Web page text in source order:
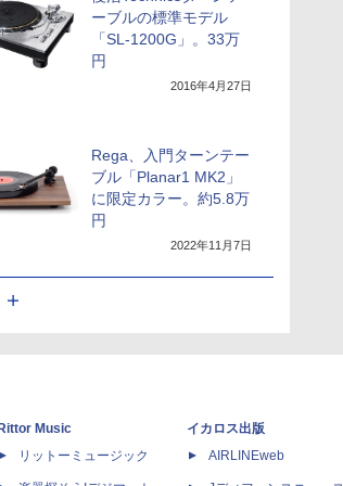
ーブルの標準モデル
「SL-1200G」。33万
円
2016年4月27日
Rega、入門ターンテー
ブル「Planar1 MK2」
に限定カラー。約5.8万
円
2022年11月7日
Rittor Music
リットーミュージック
イカロス出版
AIRLINEweb